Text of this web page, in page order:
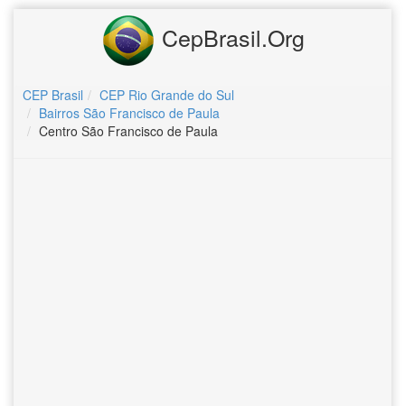
CepBrasil.Org
CEP Brasil
CEP Rio Grande do Sul
Bairros São Francisco de Paula
Centro São Francisco de Paula